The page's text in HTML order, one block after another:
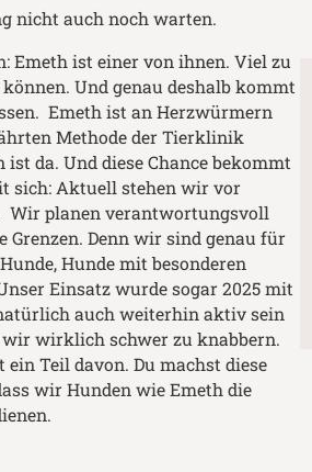
nicht auch noch warten.
Emeth ist einer von ihnen. Viel zu
Und genau deshalb kommt
Emeth ist an Herzwürmern
Methode der Tierklinik
ist da. Und diese Chance bekommt
sich: Aktuell stehen wir vor
Wir planen verantwortungsvoll
Denn wir sind genau für
Hunde mit besonderen
Einsatz wurde sogar 2025 mit
auch weiterhin aktiv sein
wirklich schwer zu knabbern.
Teil davon. Du machst diese
wir Hunden wie Emeth die